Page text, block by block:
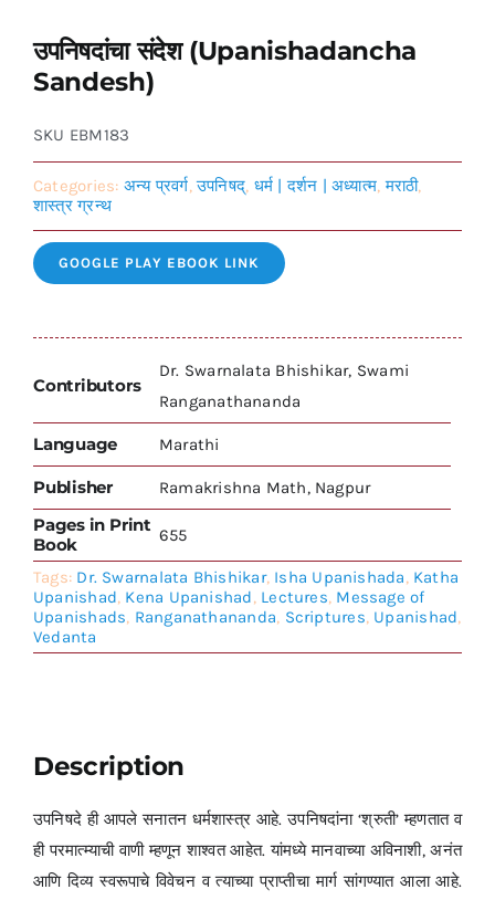
उपनिषदांचा संदेश (Upanishadancha
Sandesh)
SKU EBM183
Categories: अन्य प्रवर्ग,उपनिषद्, धर्म | दर्शन | अध्यात्म,मराठी,
शास्त्र ग्रन्थ
GOOGLE PLAY EBOOK LINK
Contributors
Dr. Swarnalata Bhishikar, Swami
Ranganathananda
Language Marathi
Publisher Ramakrishna Math, Nagpur
Pages in Print
Book
655
Tags: Dr. Swarnalata Bhishikar, Isha Upanishada, Katha
Upanishad, Kena Upanishad, Lectures, Message of
Upanishads, Ranganathananda, Scriptures, Upanishad,
Vedanta
Description
उपनिषदे ही आपले सनातन धर्मशास्त्र आहे. उपनिषदांना ‘श्रुती’ म्हणतात व
ही परमात्म्याची वाणी म्हणून शाश्वत आहेत. यांमध्ये मानवाच्या अविनाशी, अनंत
आणि दिव्य स्वरूपाचे विवेचन व त्याच्या प्राप्तीचा मार्ग सांगण्यात आला आहे.